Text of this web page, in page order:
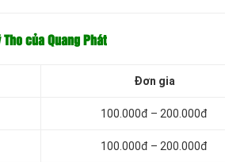
của Quang Phát
Đơn gia
100.000đ – 200.000đ
100.000đ – 200.000đ